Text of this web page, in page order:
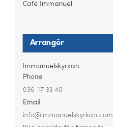
Café Immanuel
Arrangör
Immanuelskyrkan
Phone
036-17 33 40
Email
info@immanuelskyrkan.com